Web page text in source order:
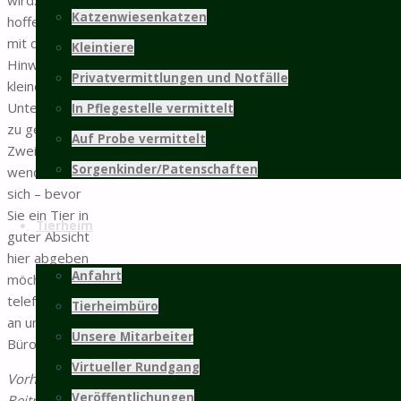
Katzenwiesenkatzen
Kleintiere
Privatvermittlungen und Notfälle
In Pflegestelle vermittelt
Auf Probe vermittelt
Sorgenkinder/Patenschaften
Tierheim
Anfahrt
Tierheimbüro
Unsere Mitarbeiter
Virtueller Rundgang
Veröffentlichungen
hoffen, Ihnen
mit diesem
Hinweis eine
kleine
Unterstützungsmöglichkeit
zu geben. Im
Zweifelsfall
wenden Sie
sich – bevor
Sie ein Tier in
guter Absicht
hier abgeben
möchten –
telefonisch
an unser
Büro.
Vorheriger